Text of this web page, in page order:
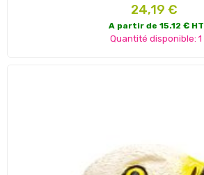
Prix
24,19 €
A partir de 15.12 € HT
Quantité disponible: 1